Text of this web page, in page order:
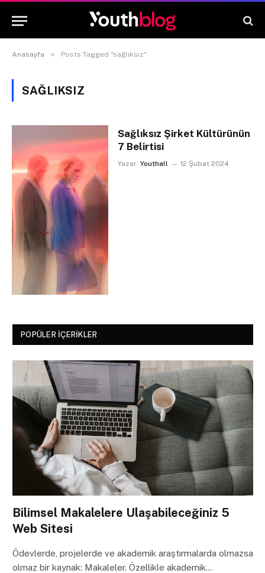
Anasayfa » Posts Tagged "sağlıksız"
SAĞLIKSIZ
Sağlıksız Şirket Kültürünün
7 Belirtisi
Yazar: Youthall 12 Şubat 2024
POPÜLER İÇERIKLER
Bilimsel Makalelere Ulaşabileceğiniz 5
Web Sitesi
Ödevlerde, projelerde ve akademik araştırmalarda olmazsa
olmaz bir kaynak: Makaleler. Özellikle akademik…